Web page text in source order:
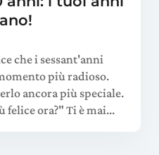
che i sessant'anni
più radioso.
ancora più speciale.
felice ora?" Ti è mai...